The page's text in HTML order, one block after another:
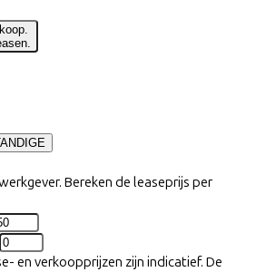
Bereken de leaseprijs per
en verkoopprijzen zijn indicatief. De